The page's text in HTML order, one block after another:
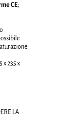
CE;
x 235 x
LA